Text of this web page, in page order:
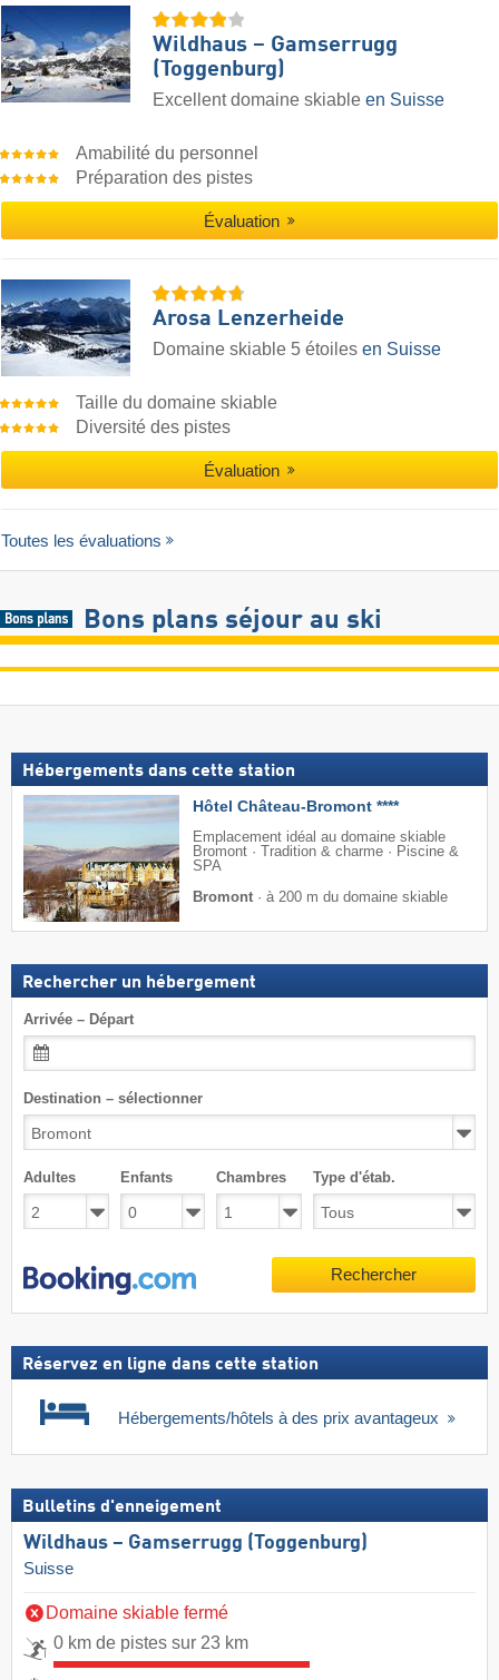
Wildhaus – Gamserrugg
(Toggenburg)
Excellent domaine skiable en Suisse
Amabilité du personnel
Préparation des pistes
Évaluation
Arosa Lenzerheide
Domaine skiable 5 étoiles en Suisse
Taille du domaine skiable
Diversité des pistes
Évaluation
Toutes les évaluations
Bons plans séjour au ski
Hébergements dans cette station
Hôtel Château-Bromont ****
Emplacement idéal au domaine skiable
Bromont · Tradition & charme · Piscine &
SPA
Bromont · à 200 m du domaine skiable
Rechercher un hébergement
Arrivée – Départ
Destination – sélectionner
Adultes Enfants Chambres Type d'étab.
Rechercher
Réservez en ligne dans cette station
Hébergements/hôtels à des prix avantageux
Bulletins d'enneigement
Wildhaus – Gamserrugg (Toggenburg)
Suisse
Domaine skiable fermé
0 km de pistes sur 23 km